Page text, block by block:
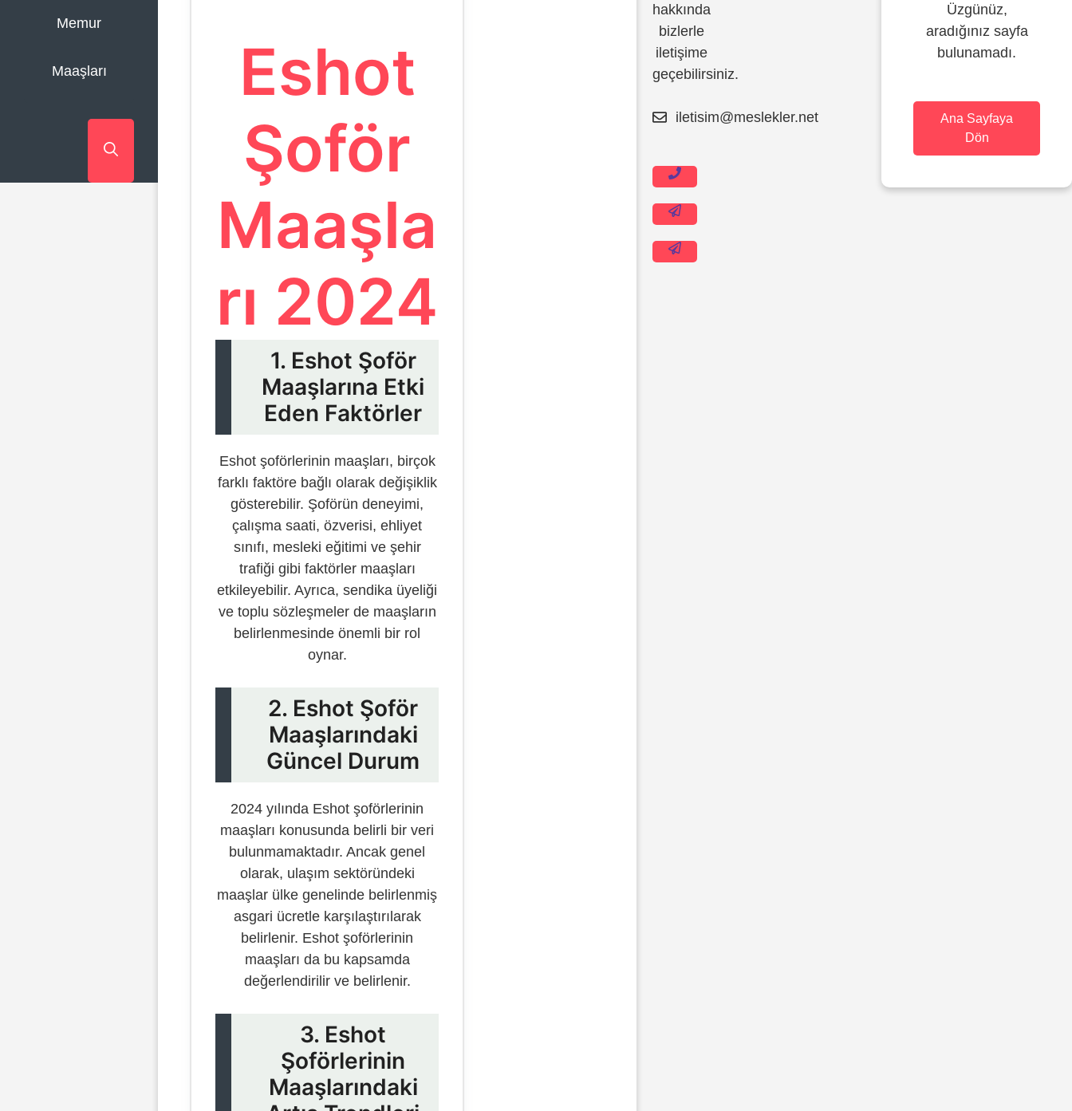
Memur
Maaşları
Eshot
Şoför
Maaşla
rı 2024
1. Eshot Şoför
Maaşlarına Etki
Eden Faktörler
Eshot şoförlerinin maaşları, birçok
farklı faktöre bağlı olarak değişiklik
gösterebilir. Şoförün deneyimi,
çalışma saati, özverisi, ehliyet
sınıfı, mesleki eğitimi ve şehir
trafiği gibi faktörler maaşları
etkileyebilir. Ayrıca, sendika üyeliği
ve toplu sözleşmeler de maaşların
belirlenmesinde önemli bir rol
oynar.
2. Eshot Şoför
Maaşlarındaki
Güncel Durum
2024 yılında Eshot şoförlerinin
maaşları konusunda belirli bir veri
bulunmamaktadır. Ancak genel
olarak, ulaşım sektöründeki
maaşlar ülke genelinde belirlenmiş
asgari ücretle karşılaştırılarak
belirlenir. Eshot şoförlerinin
maaşları da bu kapsamda
değerlendirilir ve belirlenir.
3. Eshot
Şoförlerinin
Maaşlarındaki
hakkında
bizlerle
iletişime
geçebilirsiniz.
iletisim@meslekler.net
Üzgünüz,
aradığınız sayfa
bulunamadı.
Ana Sayfaya
Dön